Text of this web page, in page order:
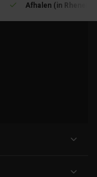
Afhalen (in Rhenen)